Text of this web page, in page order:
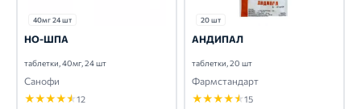
40мг 24 шт
НО-ШПА
таблетки, 40мг, 24 шт
Санофи
★★★★★12
20 шт
АНДИПАЛ
таблетки, 20 шт
Фармстандарт
★★★★★15